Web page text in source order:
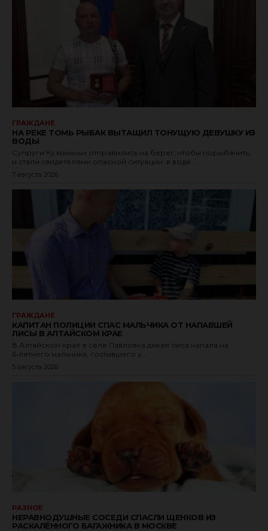
ГРАЖДАНЕ
НА РЕКЕ ТОМЬ РЫБАК ВЫТАЩИЛ ТОНУЩУЮ ДЕВУШКУ ИЗ
ВОДЫ
Супруги Кузьминых отправились на берег, чтобы порыбачить,
и стали свидетелями опасной ситуации: в воде...
7 августа 2026
ГРАЖДАНЕ
КАПИТАН ПОЛИЦИИ СПАС МАЛЬЧИКА ОТ НАПАВШЕЙ
ЛИСЫ В АЛТАЙСКОМ КРАЕ
В Алтайском крае в селе Павловка дикая лиса напала на
6‑летнего мальчика, гостившего у...
5 августа 2026
РАЗНОЕ
НЕРАВНОДУШНЫЕ СОСЕДИ СПАСЛИ ЩЕНКОВ ИЗ
РАСКАЛЁННОГО БАГАЖНИКА В МОСКВЕ